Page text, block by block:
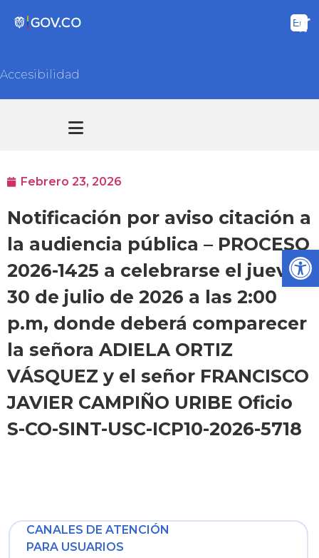
Accesibilidad
Febrero 23, 2026
Notificación por aviso citación a
la audiencia pública – PROCESO
2026-1425 a celebrarse el jueves
30 de julio de 2026 a las 2:00
p.m, donde deberá comparecer
la señora ADIELA ORTIZ
VÁSQUEZ y el señor FRANCISCO
JAVIER CAMPIÑO URIBE Oficio
S-CO-SINT-USC-ICP10-2026-5718
CANALES DE ATENCIÓN
PARA USUARIOS